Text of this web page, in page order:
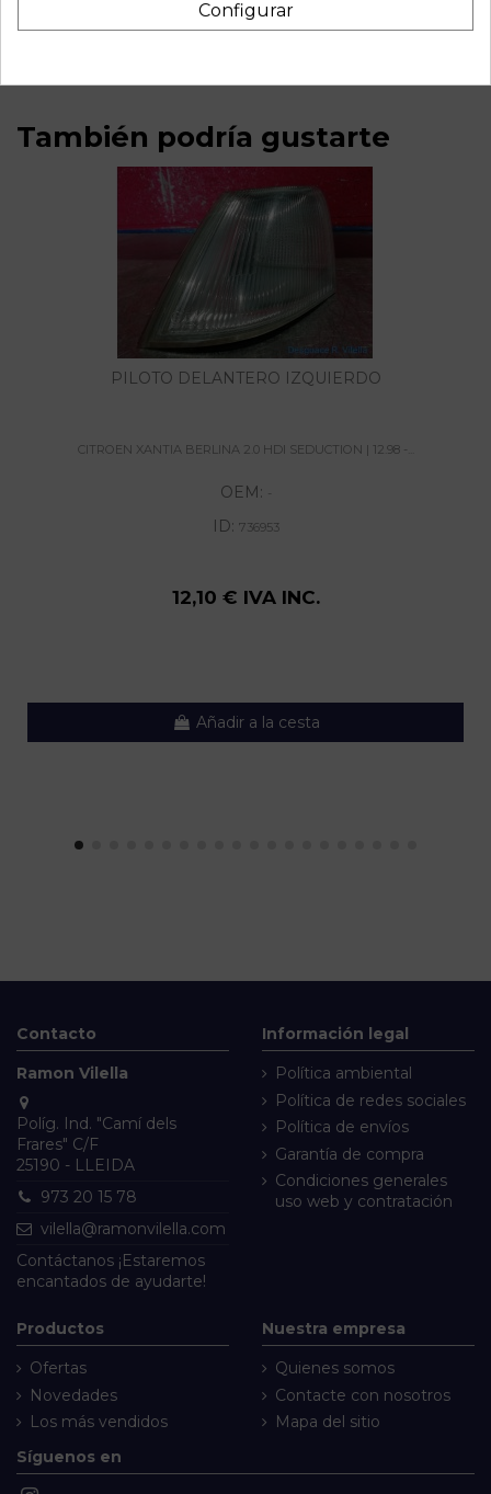
seduction | 12.98 - 12.99 referencia OEM IAM
También podría gustarte
PILOTO DELANTERO IZQUIERDO
CITROEN XANTIA BERLINA 2.0 HDI SEDUCTION | 12.98 -...
OEM: -
ID: 736953
12,10 € IVA INC.
Añadir a la cesta
Contacto
Ramon Vilella
Políg. Ind. "Camí dels
Frares" C/F
25190 - LLEIDA
973 20 15 78
vilella@ramonvilella.com
Contáctanos ¡Estaremos
encantados de ayudarte!
Información legal
Política ambiental
Política de redes sociales
Política de envíos
Garantía de compra
Condiciones generales
uso web y contratación
Productos
Ofertas
Novedades
Los más vendidos
Nuestra empresa
Quienes somos
Contacte con nosotros
Mapa del sitio
Síguenos en
Configurar